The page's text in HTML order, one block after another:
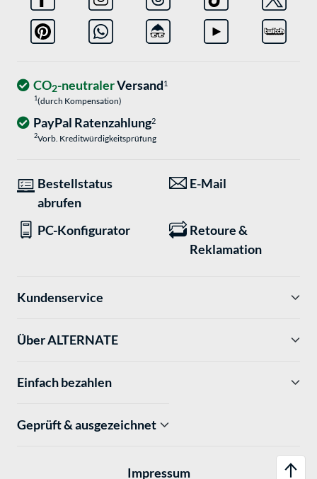
CO2-neutralerVersand1
1(durch Kompensation)
PayPal Ratenzahlung2
2Vorb. Kreditwürdigkeitsprüfung
Bestellstatus
abrufen
E-Mail
PC-Konfigurator
Retoure &
Reklamation
Kundenservice
Über ALTERNATE
Einfach bezahlen
Geprüft & ausgezeichnet
Impressum